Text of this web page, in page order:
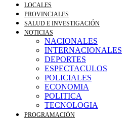
LOCALES
PROVINCIALES
SALUD E INVESTIGACIÓN
NOTICIAS
NACIONALES
INTERNACIONALES
DEPORTES
ESPECTACULOS
POLICIALES
ECONOMIA
POLITICA
TECNOLOGIA
PROGRAMACIÓN